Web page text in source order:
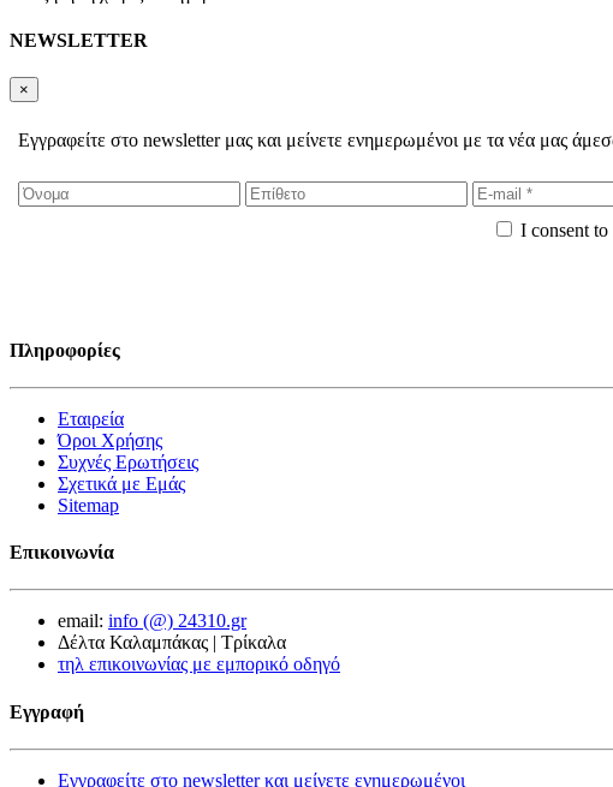
NEWSLETTER
×
Εγγραφείτε στο newsletter μας και μείνετε ενημερωμένοι με τα νέα μας
I consent
Πληροφορίες
Εταιρεία
Όροι Χρήσης
Συχνές Ερωτήσεις
Σχετικά με Εμάς
Sitemap
Επικοινωνία
email: info (@) 24310.gr
Δέλτα Καλαμπάκας | Τρίκαλα
τηλ επικοινωνίας με εμπορικό οδηγό
Εγγραφή
Εγγραφείτε στο newsletter και μείνετε ενημερωμένοι